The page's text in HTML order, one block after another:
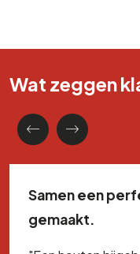
Wat zeggen
Samen een
gemaakt.